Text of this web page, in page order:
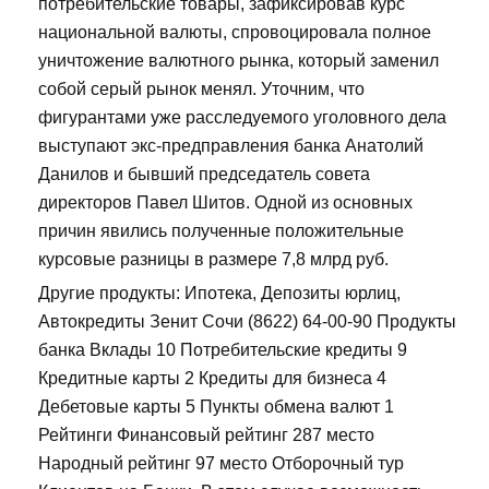
потребительские товары, зафиксировав курс
национальной валюты, спровоцировала полное
уничтожение валютного рынка, который заменил
собой серый рынок менял. Уточним, что
фигурантами уже расследуемого уголовного дела
выступают экс-предправления банка Анатолий
Данилов и бывший председатель совета
директоров Павел Шитов. Одной из основных
причин явились полученные положительные
курсовые разницы в размере 7,8 млрд руб.
Другие продукты: Ипотека, Депозиты юрлиц,
Автокредиты Зенит Сочи (8622) 64-00-90 Продукты
банка Вклады 10 Потребительские кредиты 9
Кредитные карты 2 Кредиты для бизнеса 4
Дебетовые карты 5 Пункты обмена валют 1
Рейтинги Финансовый рейтинг 287 место
Народный рейтинг 97 место Отборочный тур